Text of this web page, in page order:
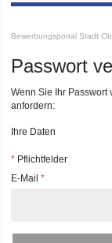
Bewerbungsportal Stadt
Passwort
Wenn Sie Ihr
anfordern:
Ihre Daten
* Pflichtfelder
E-Mail*